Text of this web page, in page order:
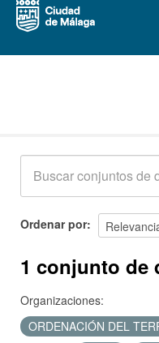
Acerca de
Ordenar por
1 conjunto de
Organizaciones:
ORDENACIÓN DEL